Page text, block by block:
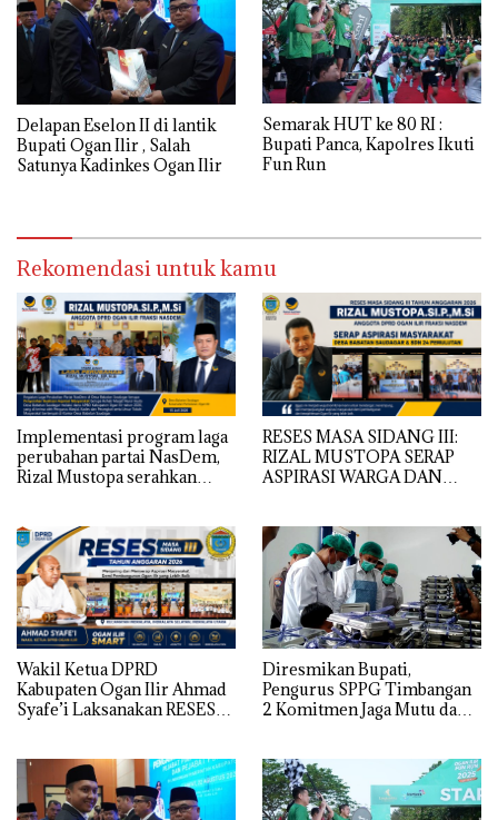
Delapan Eselon II di lantik
Bupati Ogan Ilir , Salah
Satunya Kadinkes Ogan Ilir
Semarak HUT ke 80 RI :
Bupati Panca, Kapolres Ikuti
Fun Run
Rekomendasi untuk kamu
Implementasi program laga
perubahan partai NasDem,
Rizal Mustopa serahkan
RESES MASA SIDANG III:
RIZAL MUSTOPA SERAP
ASPIRASI WARGA DAN
HUDA
Wakil Ketua DPRD
Kabupaten Ogan Ilir Ahmad
Syafe’i Laksanakan RESES
Langsung Aspirasi
Masyarakat
Diresmikan Bupati,
Pengurus SPPG Timbangan
2 Komitmen Jaga Mutu dan